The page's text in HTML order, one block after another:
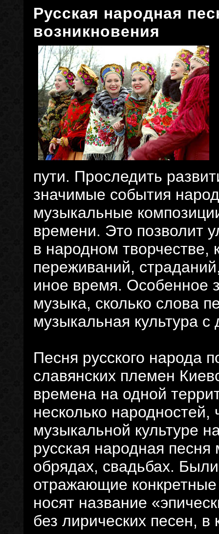
Русская народная
возникновения
пути. Проследить
значимые события
музыкальные
времени. Это позволит
в народном творчестве,
переживаний,
иное время. Особенное
музыка, сколько слова
музыкальная культура
Песня русского народа
славянских племен
времена на одной
несколько народностей,
музыкальной культуре
русская народная
обрядах, свадьбах.
отражающие
носят название
без лирических песен,